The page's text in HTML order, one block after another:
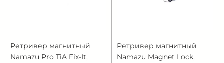
Ретривер магнитный
Namazu Pro TiA Fix-It,
Ретривер магнитный
Namazu Magnet Lock,